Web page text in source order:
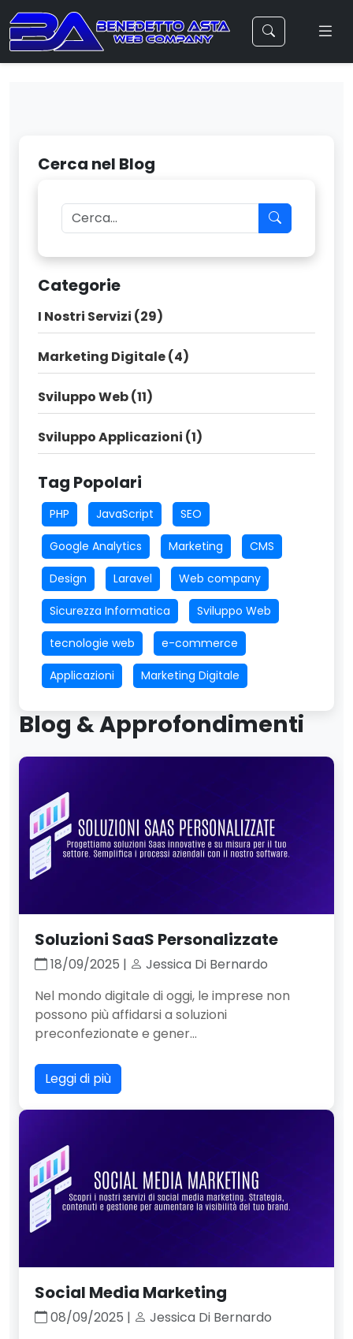
Cerca nel Blog
Categorie
I Nostri Servizi (29)
Marketing Digitale (4)
Sviluppo Web (11)
Sviluppo Applicazioni (1)
Tag Popolari
PHP JavaScript SEO
Google Analytics Marketing CMS
Design Laravel Web company
Sicurezza Informatica Sviluppo Web
tecnologie web e-commerce
Applicazioni Marketing Digitale
Blog & Approfondimenti
Soluzioni SaaS Personalizzate
18/09/2025 |
Jessica Di Bernardo
Nel mondo digitale di oggi, le imprese non
possono più affidarsi a soluzioni
preconfezionate e gener...
Leggi di più
Social Media Marketing
08/09/2025 |
Jessica Di Bernardo